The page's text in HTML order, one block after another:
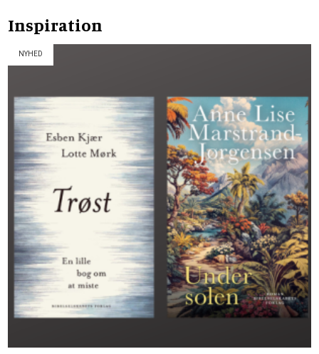
Inspiration
NYHED